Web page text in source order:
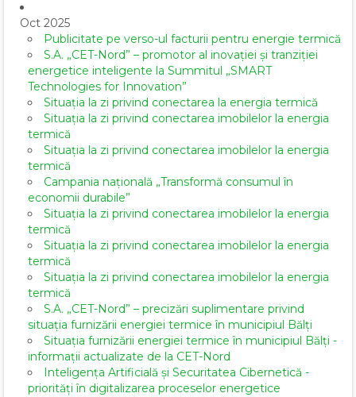
Oct 2025
Publicitate pe verso-ul facturii pentru energie termică
S.A. „CET-Nord” – promotor al inovației și tranziției
energetice inteligente la Summitul „SMART
Technologies for Innovation”
Situația la zi privind conectarea la energia termică
Situația la zi privind conectarea imobilelor la energia
termică
Situația la zi privind conectarea imobilelor la energia
termică
Campania națională „Transformă consumul în
economii durabile”
Situația la zi privind conectarea imobilelor la energia
termică
Situația la zi privind conectarea imobilelor la energia
termică
Situația la zi privind conectarea imobilelor la energia
termică
S.A. „CET-Nord” – precizări suplimentare privind
situația furnizării energiei termice în municipiul Bălți
Situația furnizării energiei termice în municipiul Bălți -
informații actualizate de la CET-Nord
Inteligența Artificială și Securitatea Cibernetică -
priorități în digitalizarea proceselor energetice